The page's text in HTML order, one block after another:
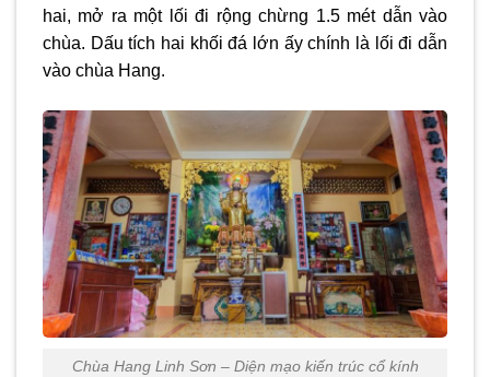
hai, mở ra một lối đi rộng chừng 1.5 mét dẫn vào
chùa. Dấu tích hai khối đá lớn ấy chính là lối đi dẫn
vào chùa Hang.
Chùa Hang Linh Sơn – Diện mạo kiến trúc cổ kính